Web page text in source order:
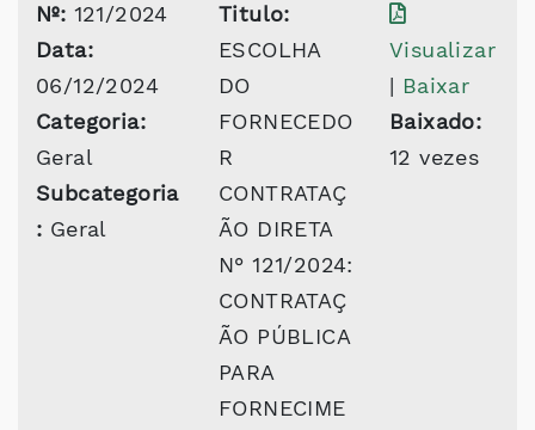
Nº: 121/2024
Data:
06/12/2024
Categoria:
Geral
Subcategoria
: Geral
Titulo:
ESCOLHA
DO
FORNECEDO
R
CONTRATAÇ
ÃO DIRETA
N° 121/2024:
CONTRATAÇ
ÃO PÚBLICA
PARA
FORNECIME
Visualizar
| Baixar
Baixado:
12 vezes